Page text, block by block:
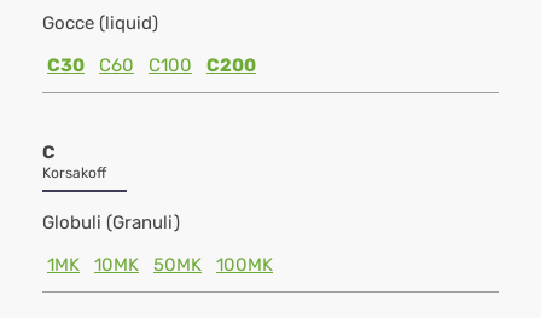
Gocce (liquid)
C30
C60 C100 C200
C
Korsakoff
Globuli (Granuli)
1MK
10MK 50MK 100MK